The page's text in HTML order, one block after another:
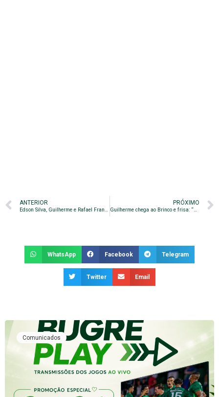
ANTERIOR
Edson Silva, Guilherme e Rafael Franco são apresentados pelo Guarani
PRÓXIMO
Guilherme chega ao Brinco e frisa: “Quero marcar meu nome aqui”
WhatsApp Facebook Telegram
Twitter Email
Comunicados